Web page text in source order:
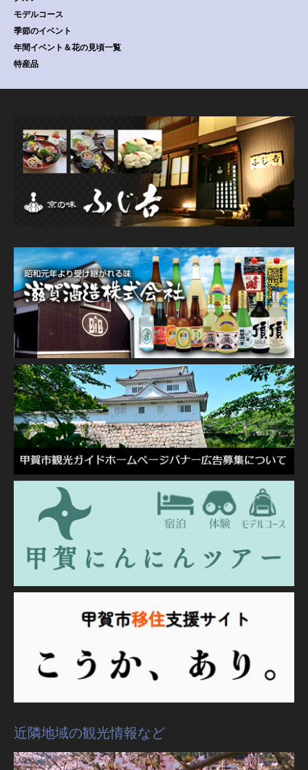
モデルコース
季節のイベント
年間イベント＆花の見頃一覧
特産品
近隣地域の観光情報など